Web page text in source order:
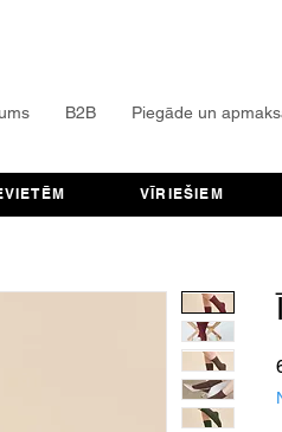
B2B Piegāde un
VĪRIEŠIEM